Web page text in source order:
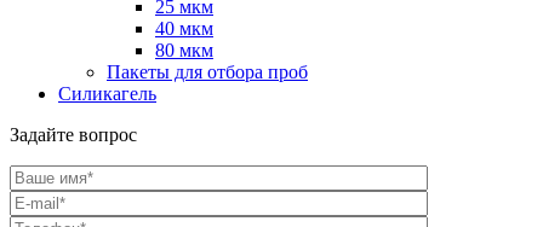
25 мкм
40 мкм
80 мкм
Пакеты для отбора проб
Силикагель
Задайте вопрос